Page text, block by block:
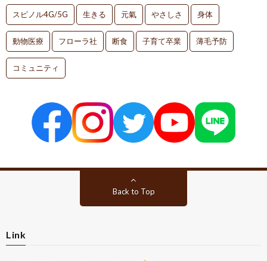
スピノル4G/5G 生きる 元氣 やさしさ 身体
動物医療 フローラ社 断食 子育て卒業 薄毛予防
コミュニティ
Back to Top
Link